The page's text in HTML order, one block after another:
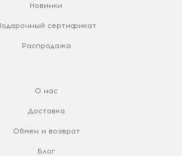
Новинки
сертификат
Распродажа
О нас
Доставка
Обмен и возврат
Блог